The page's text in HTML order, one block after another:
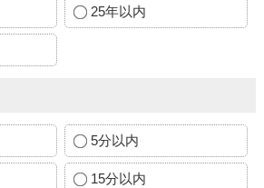
25年以内
5分以内
15分以内